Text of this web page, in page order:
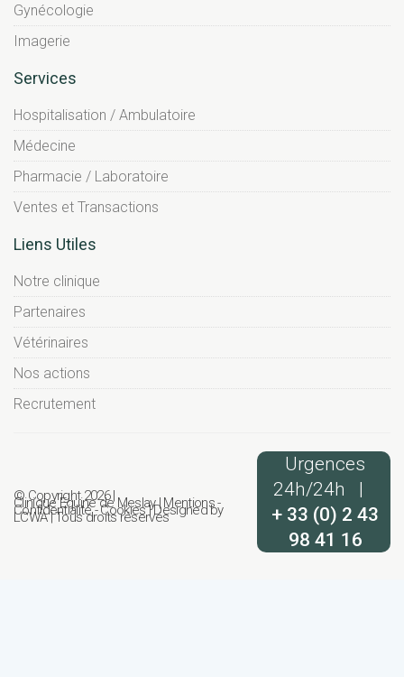
Gynécologie
Imagerie
Services
Hospitalisation / Ambulatoire
Médecine
Pharmacie / Laboratoire
Ventes et Transactions
Liens Utiles
Notre clinique
Partenaires
Vétérinaires
Nos actions
Recrutement
Urgences
24h/24h |
+ 33 (0) 2 43
98 41 16
© Copyright 2026 |
Clinique Equine de Meslay|Mentions-
Confidentialité-Cookies| Designed by
LCWA| Tous droits réservés